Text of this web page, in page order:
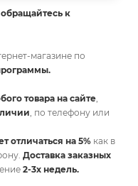
обращайтесь к
магазине по
товара на сайте,
, по телефону или
отличаться на 5% как в
Доставка заказных
2-3х недель.